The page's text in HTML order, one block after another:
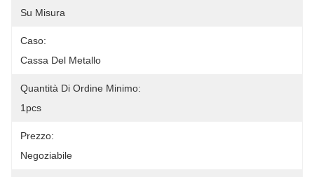
Su Misura
Caso:
Cassa Del Metallo
Quantità Di Ordine Minimo:
1pcs
Prezzo:
Negoziabile